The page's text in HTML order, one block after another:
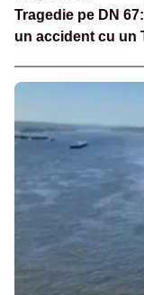
Tragedie pe DN
un accident cu un